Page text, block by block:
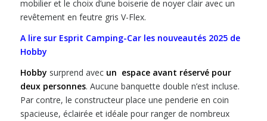
mobilier et le choix d’une boiserie de noyer clair avec un
revêtement en feutre gris V-Flex.
A lire sur Esprit Camping-Car les nouveautés 2025 de
Hobby
Hobby surprend avec un espace avant réservé pour
deux personnes. Aucune banquette double n’est incluse.
Par contre, le constructeur place une penderie en coin
spacieuse, éclairée et idéale pour ranger de nombreux